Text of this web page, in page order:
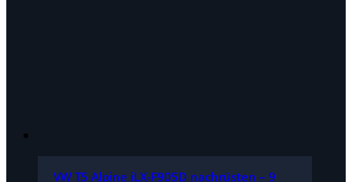
VW T5 Alpine iLX-F905D nachrüsten – 9